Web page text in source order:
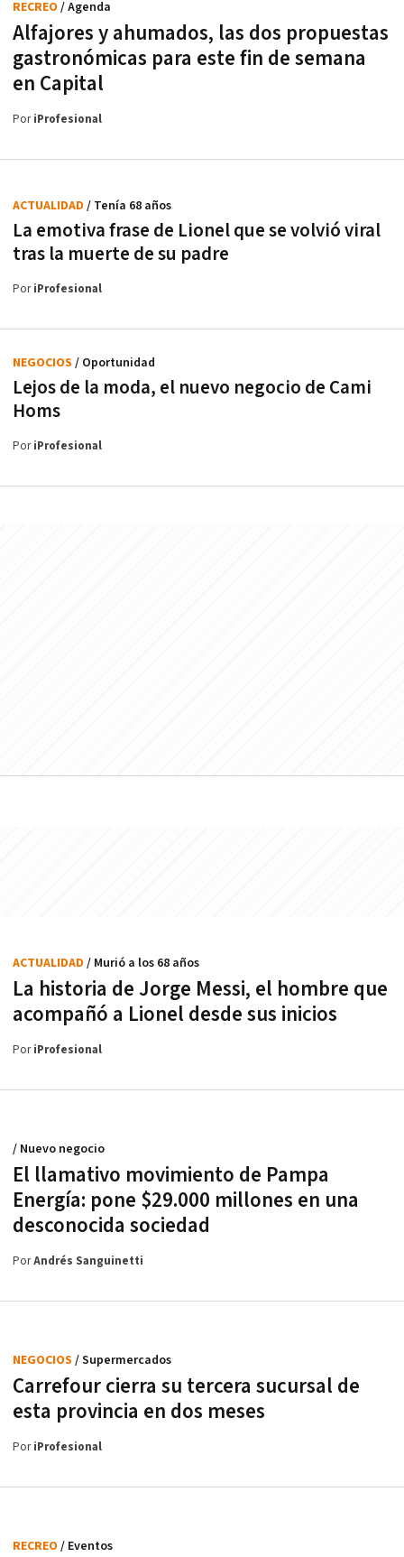
Alfajores y ahumados, las dos propuestas
gastronómicas para este fin de semana
en Capital
RECREO / Agenda
PoriProfesional
La emotiva frase de Lionel que se volvió viral
tras la muerte de su padre
ACTUALIDAD / Tenía 68 años
PoriProfesional
Lejos de la moda, el nuevo negocio de Cami
Homs
NEGOCIOS / Oportunidad
PoriProfesional
La historia de Jorge Messi, el hombre que
acompañó a Lionel desde sus inicios
ACTUALIDAD / Murió a los 68 años
PoriProfesional
El llamativo movimiento de Pampa
Energía: pone $29.000 millones en una
desconocida sociedad
/ Nuevo negocio
PorAndrés Sanguinetti
Carrefour cierra su tercera sucursal de
esta provincia en dos meses
NEGOCIOS / Supermercados
PoriProfesional
RECREO / Eventos